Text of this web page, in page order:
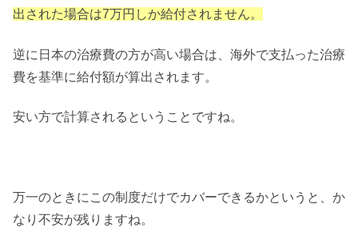
出された場合は7万円しか給付されません。
逆に日本の治療費の方が高い場合は、海外で支払った治療
費を基準に給付額が算出されます。
安い方で計算されるということですね。
万一のときにこの制度だけでカバーできるかというと、か
なり不安が残りますね。